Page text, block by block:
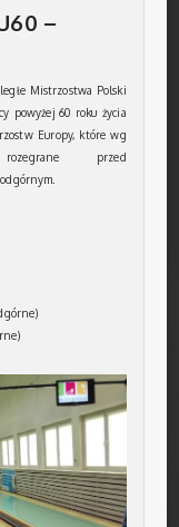
–
Mistrzostwa Polski
powyżej 60 roku życia
Europy, które wg
przed